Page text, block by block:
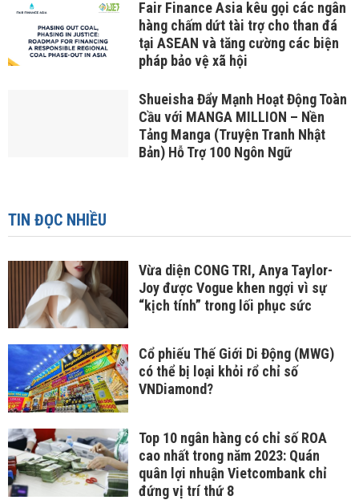
Fair Finance Asia kêu gọi các ngân
hàng chấm dứt tài trợ cho than đá
tại ASEAN và tăng cường các biện
pháp bảo vệ xã hội
Shueisha Đẩy Mạnh Hoạt Động Toàn
Cầu với MANGA MILLION – Nền
Tảng Manga (Truyện Tranh Nhật
Bản) Hỗ Trợ 100 Ngôn Ngữ
TIN ĐỌC NHIỀU
Vừa diện CONG TRI, Anya Taylor-
Joy được Vogue khen ngợi vì sự
“kịch tính” trong lối phục sức
Cổ phiếu Thế Giới Di Động (MWG)
có thể bị loại khỏi rổ chỉ số
VNDiamond?
Top 10 ngân hàng có chỉ số ROA
cao nhất trong năm 2023: Quán
quân lợi nhuận Vietcombank chỉ
đứng vị trí thứ 8